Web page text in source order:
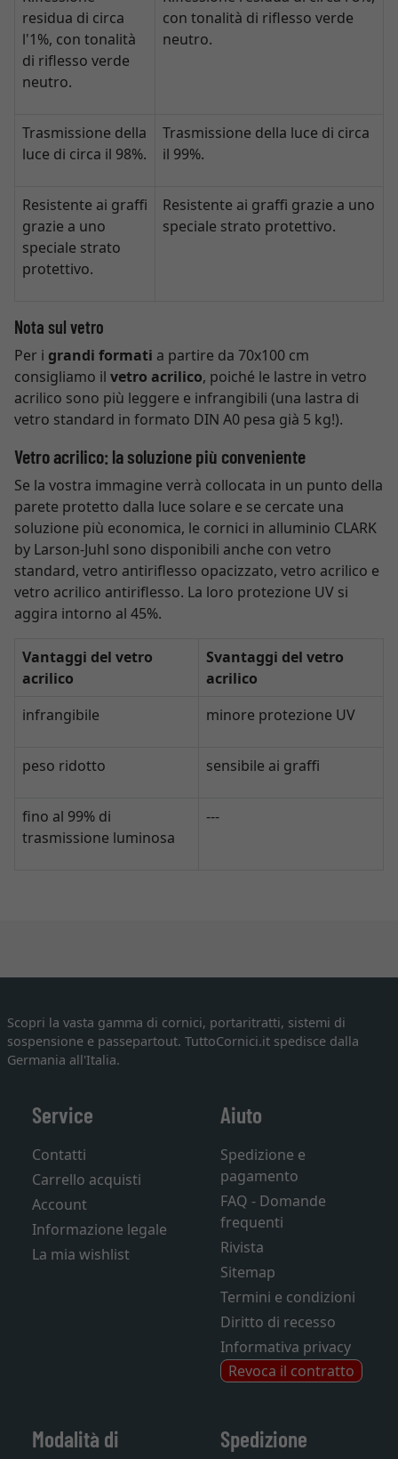
residua di circa
l'1%, con tonalità
di riflesso verde
neutro.
con tonalità di riflesso verde
neutro.
Trasmissione della
luce di circa il 98%.
Trasmissione della luce di circa
il 99%.
Resistente ai graffi
grazie a uno
speciale strato
protettivo.
Resistente ai graffi grazie a uno
speciale strato protettivo.
Nota sul vetro
Per i grandi formati a partire da 70x100 cm
consigliamo il vetro acrilico, poiché le lastre in vetro
acrilico sono più leggere e infrangibili (una lastra di
vetro standard in formato DIN A0 pesa già 5 kg!).
Vetro acrilico: la soluzione più conveniente
Se la vostra immagine verrà collocata in un punto della
parete protetto dalla luce solare e se cercate una
soluzione più economica, le cornici in alluminio CLARK
by Larson-Juhl sono disponibili anche con vetro
standard, vetro antiriflesso opacizzato, vetro acrilico e
vetro acrilico antiriflesso. La loro protezione UV si
aggira intorno al 45%.
Vantaggi del vetro
acrilico
Svantaggi del vetro
acrilico
infrangibile
minore protezione UV
peso ridotto sensibile ai graffi
fino al 99% di
trasmissione luminosa
---
Scopri la vasta gamma di cornici, portaritratti, sistemi di
sospensione e passepartout. TuttoCornici.it spedisce dalla
Germania all'Italia.
Service
Contatti
Carrello acquisti
Account
Informazione legale
La mia wishlist
Aiuto
Spedizione e
pagamento
FAQ - Domande
frequenti
Rivista
Sitemap
Termini e condizioni
Diritto di recesso
Informativa privacy
Revoca il contratto
Modalità di
Spedizione